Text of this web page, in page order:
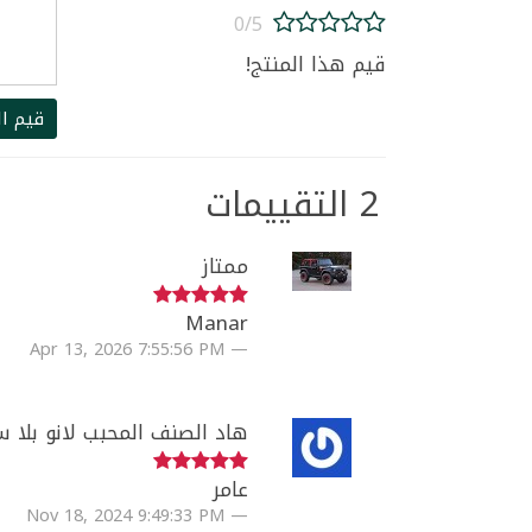
0/5
قيم هذا المنتج!
قيم
2 التقييمات
ممتاز
Manar
Apr 13, 2026 7:55:56 PM
هاد الصنف المحبب لانو بلا
عامر
Nov 18, 2024 9:49:33 PM